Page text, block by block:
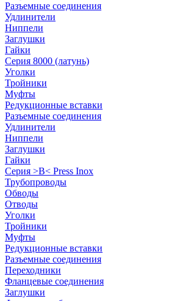
Разъемные соединения
Удлинители
Ниппели
Заглушки
Гайки
Серия 8000 (латунь)
Уголки
Тройники
Муфты
Редукционные вставки
Разъемные соединения
Удлинители
Ниппели
Заглушки
Гайки
Серия >B< Press Inox
Трубопроводы
Обводы
Отводы
Уголки
Тройники
Муфты
Редукционные вставки
Разъемные соединения
Переходники
Фланцевые соединения
Заглушки